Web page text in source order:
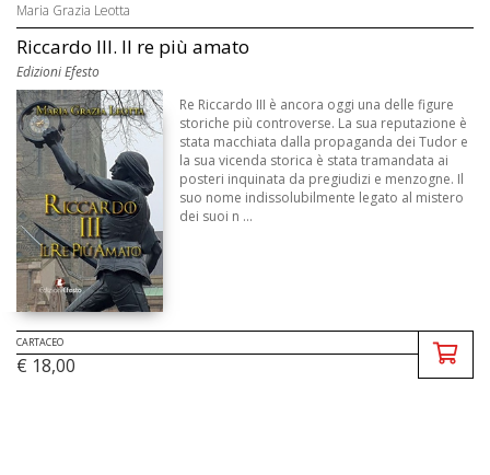
Maria Grazia Leotta
Riccardo III. Il re più amato
Edizioni Efesto
Re Riccardo III è ancora oggi una delle figure
storiche più controverse. La sua reputazione è
stata macchiata dalla propaganda dei Tudor e
la sua vicenda storica è stata tramandata ai
posteri inquinata da pregiudizi e menzogne. Il
suo nome indissolubilmente legato al mistero
dei suoi n ...
CARTACEO
€ 18,00